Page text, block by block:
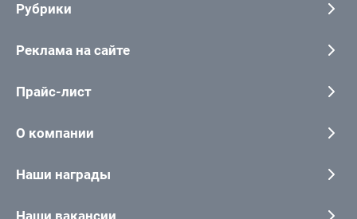
Рубрики
Реклама на сайте
Прайс-лист
О компании
Наши награды